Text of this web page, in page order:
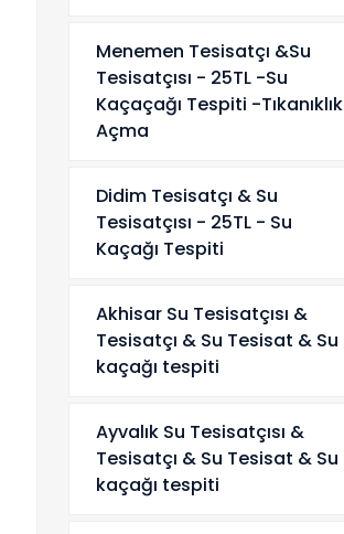
Menemen Tesisatçı &Su
Tesisatçısı - 25TL -Su
Kaçaçağı Tespiti -Tıkanıklık
Açma
Didim Tesisatçı & Su
Tesisatçısı - 25TL - Su
Kaçağı Tespiti
Akhisar Su Tesisatçısı &
Tesisatçı & Su Tesisat & Su
kaçağı tespiti
Ayvalık Su Tesisatçısı &
Tesisatçı & Su Tesisat & Su
kaçağı tespiti